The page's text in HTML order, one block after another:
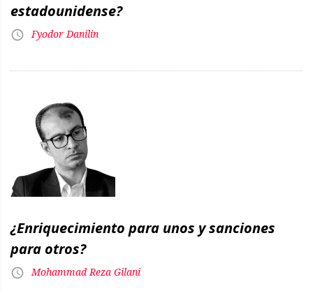
estadounidense?
Fyodor Danilin
¿Enriquecimiento para unos y sanciones
para otros?
Mohammad Reza Gilani